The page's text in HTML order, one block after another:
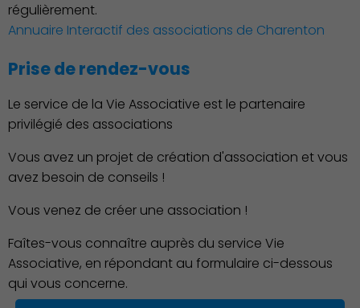
Économie Commerce
Emploi
Associations et Sports
régulièrement.
Annuaire Interactif des associations de Charenton
Prise de rendez-vous
Le service de la Vie Associative est le partenaire
privilégié des associations
Vous avez un projet de création d'association et vous
avez besoin de conseils !
Vous venez de créer une association !
Faîtes-vous connaître auprès du service Vie
Associative, en répondant au formulaire ci-dessous
qui vous concerne.